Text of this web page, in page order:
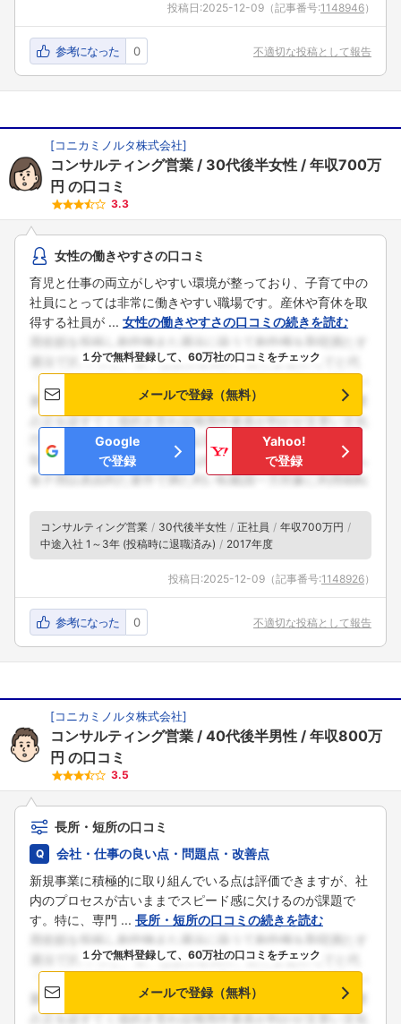
投稿日:2025-12-09 （記事番号:1148946）
参考になった 0 不適切な投稿として報告
[コニカミノルタ株式会社]
コンサルティング営業 30代後半女性
年収700万
円 の口コミ
3.3
女性の働きやすさの口コミ
育児と仕事の両立がしやすい環境が整っており、子育て中の
社員にとっては非常に働きやすい職場です。産休や育休を取
得する社員が ... 女性の働きやすさの口コミの続きを読む
１分で無料登録して、60万社の口コミをチェック
メールで登録（無料）
Google
で登録
Yahoo!
で登録
コンサルティング営業 30代後半女性 正社員
年収700万円
中途入社 1～3年 (投稿時に退職済み)
2017年度
投稿日:2025-12-09 （記事番号:1148926）
参考になった 0 不適切な投稿として報告
[コニカミノルタ株式会社]
コンサルティング営業 40代後半男性
年収800万
円 の口コミ
3.5
長所・短所の口コミ
会社・仕事の良い点・問題点・改善点
新規事業に積極的に取り組んでいる点は評価できますが、社
内のプロセスが古いままでスピード感に欠けるのが課題で
す。特に、専門 ... 長所・短所の口コミの続きを読む
１分で無料登録して、60万社の口コミをチェック
メールで登録（無料）